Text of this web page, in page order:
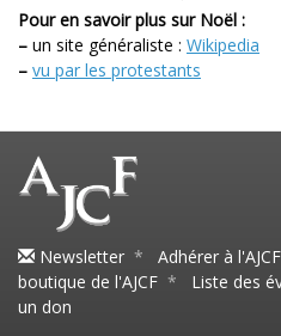
Pour en savoir plus sur Noël :
– un site généraliste : Wikipedia
– vu par les protestants
Newsletter * Adhérer à l'AJCF
boutique de l'AJCF * Liste des
un don